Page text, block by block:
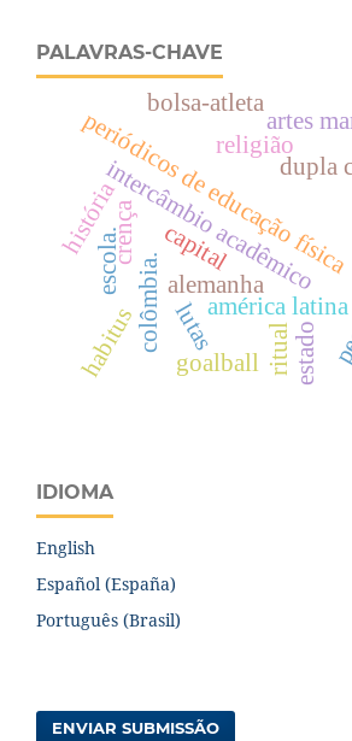
PALAVRAS-CHAVE
dupla
periódicos de educação física
américa latina
intercâmbio acadêmico
colômbia. alemanha
crença
ritual
religião
artes
lutas
história
escola.
estado
goalball
habitus
capital
bolsa-atleta
IDIOMA
English
Español (España)
Português (Brasil)
ENVIAR SUBMISSÃO